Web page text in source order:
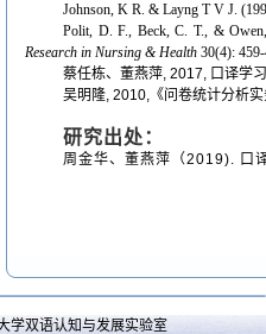
Johnson, K R. & Layng T V J.
Polit, D. F., Beck, C. T., &
Research in Nursing & Health 30(4):
蔡任栋、董燕萍, 2017, 口译学
吴明隆, 2010,《问卷统计分析
研究出处：
周金华、董燕萍（2019). 口
双语认知与发展实验室